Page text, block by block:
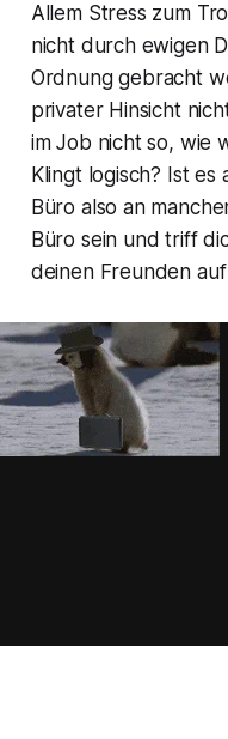
Allem Stress zum
nicht durch ewigen
Ordnung gebracht
privater Hinsicht
im Job nicht so, wie
Klingt logisch? Ist es
Büro also an
Büro sein und triff
deinen Freunden